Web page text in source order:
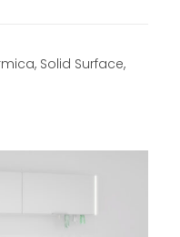
Solid Surface,